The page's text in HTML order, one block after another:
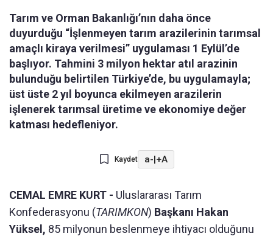
Tarım ve Orman Bakanlığı’nın daha önce
duyurduğu “İşlenmeyen tarım arazilerinin tarımsal
amaçlı kiraya verilmesi” uygulaması 1 Eylül’de
başlıyor. Tahmini 3 milyon hektar atıl arazinin
bulunduğu belirtilen Türkiye’de, bu uygulamayla;
üst üste 2 yıl boyunca ekilmeyen arazilerin
işlenerek tarımsal üretime ve ekonomiye değer
katması hedefleniyor.
Kaydet a-|+A
CEMAL EMRE KURT - Uluslararası Tarım
Konfederasyonu (TARIMKON) Başkanı Hakan
Yüksel, 85 milyonun beslenmeye ihtiyacı olduğunu